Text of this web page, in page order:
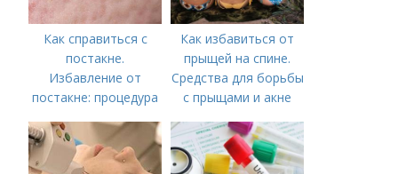
Как справиться с
постакне.
Избавление от
постакне: процедура
Как избавиться от
прыщей на спине.
Средства для борьбы
с прыщами и акне